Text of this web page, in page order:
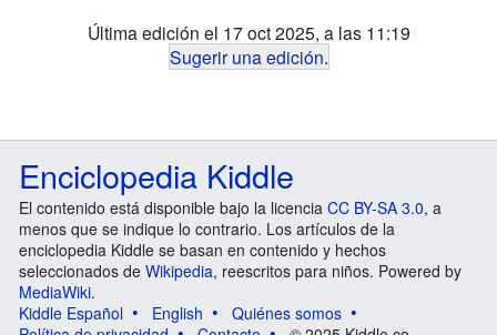
Última edición el 17 oct 2025, a las 11:19
Sugerir una edición.
Enciclopedia Kiddle
El contenido está disponible bajo la licencia CC BY-SA 3.0, a
menos que se indique lo contrario. Los artículos de la
enciclopedia Kiddle se basan en contenido y hechos
seleccionados de Wikipedia, reescritos para niños. Powered by
MediaWiki.
Kiddle Español
English
Quiénes somos